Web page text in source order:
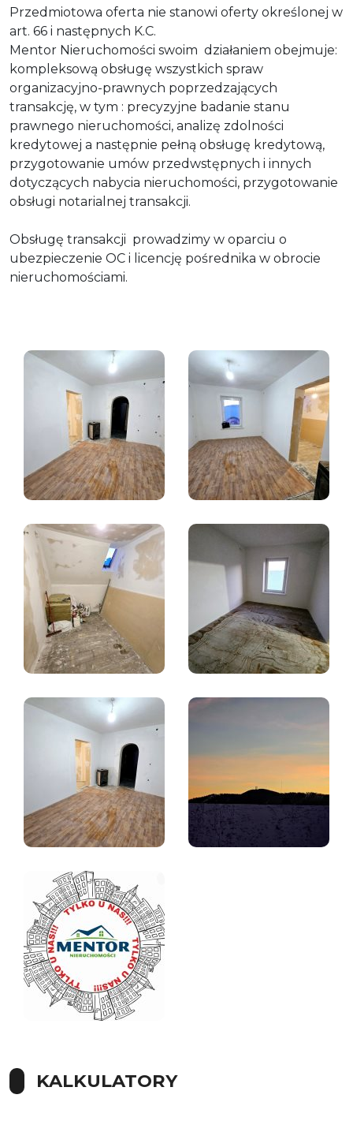
Przedmiotowa oferta nie stanowi oferty określonej w
art. 66 i następnych K.C.
Mentor Nieruchomości swoim działaniem obejmuje:
kompleksową obsługę wszystkich spraw
organizacyjno-prawnych poprzedzających
transakcję, w tym : precyzyjne badanie stanu
prawnego nieruchomości, analizę zdolności
kredytowej a następnie pełną obsługę kredytową,
przygotowanie umów przedwstępnych i innych
dotyczących nabycia nieruchomości, przygotowanie
obsługi notarialnej transakcji.
Obsługę transakcji prowadzimy w oparciu o
ubezpieczenie OC i licencję pośrednika w obrocie
nieruchomościami.
KALKULATORY